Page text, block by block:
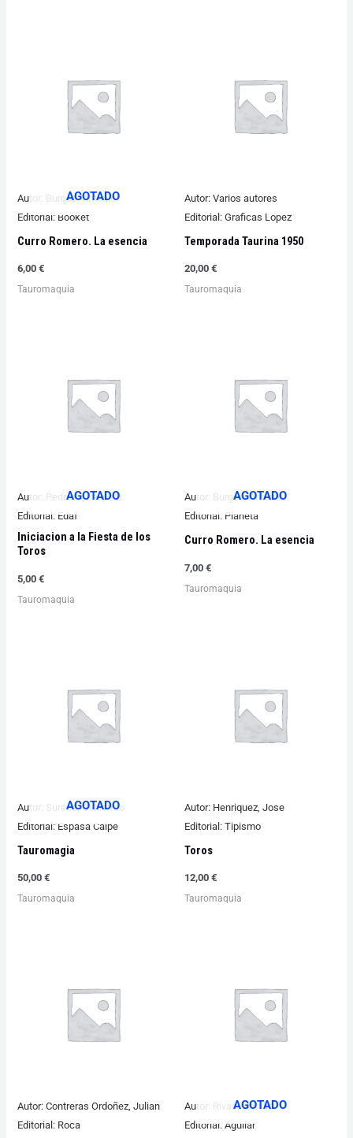
AGOTADO
Autor:
Burgos, Antonio
Editorial: Booket
Curro Romero. La esencia
6,00€
Tauromaquia
Autor: Varios autores
Editorial: Graficas Lopez
Temporada Taurina 1950
20,00 €
Tauromaquia
AGOTADO
Autor:
Pedraza, Felipe B.
Editorial: Edaf
Iniciacion a la Fiesta de los
Toros
5,00€
Tauromaquia
AGOTADO
Autor: Burgos, Antonio
Editorial: Planeta
Curro Romero. La esencia
7,00 €
Tauromaquia
AGOTADO
Autor: Sureda, Guillermo
Editorial: Espasa Calpe
Tauromagia
50,00€
Tauromaquia
Autor: Henriquez, Jose
Editorial: Tipismo
Toros
12,00 €
Tauromaquia
Autor: Contreras Ordoñez, Julian
Editorial: Roca
AGOTADO
Autor:
Rivas, Natalio
Editorial: Aguilar